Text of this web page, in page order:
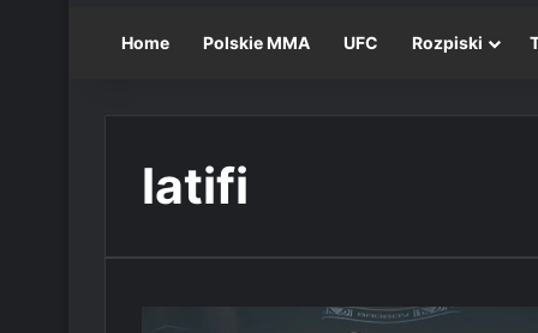
Home Polskie MMA UFC Rozpiski
latifi